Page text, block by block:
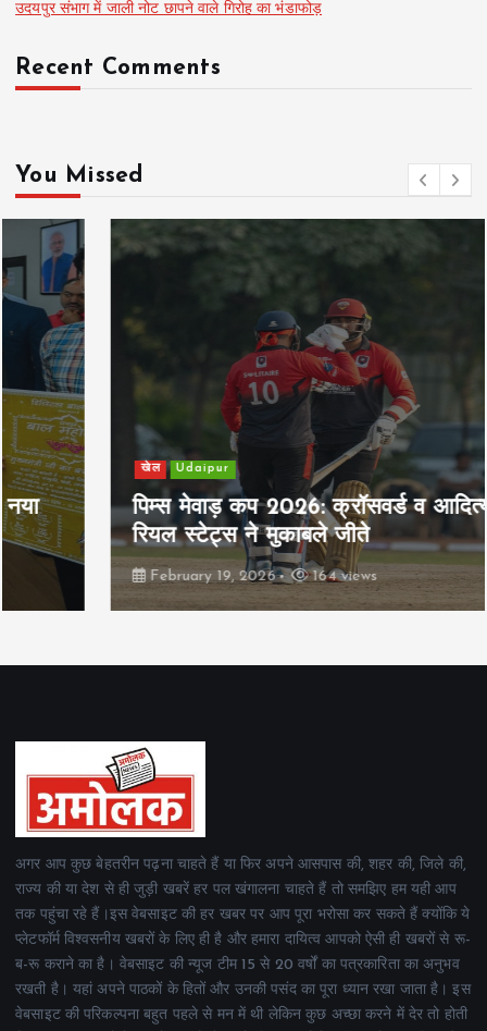
उदयपुर संभाग में जाली नोट छापने वाले गिरोह का भंडाफोड़
Recent Comments
You Missed
खेल Udaipur
पिम्स मेवाड़ कप 2026: क्रॉसवर्ड व आदित्यम
रियल स्टेट्स ने मुकाबले जीते
February 19, 2026 164 views
अगर आप कुछ बेहतरीन पढ़ना चाहते हैं या फिर अपने आसपास की, शहर की, जिले की,
राज्य की या देश से ही जुड़ी खबरें हर पल खंगालना चाहते हैं तो समझिए हम यही आप
तक पहुंचा रहे हैं।इस वेबसाइट की हर खबर पर आप पूरा भरोसा कर सकते हैं क्योंकि ये
प्लेटफॉर्म विश्वसनीय खबरों के लिए ही है और हमारा दायित्व आपको ऐसी ही खबरों से रू-
ब-रू कराने का है। वेबसाइट की न्यूज टीम 15 से 20 वर्षों का पत्रकारिता का अनुभव
रखती है। यहां अपने पाठकों के हितों और उनकी पसंद का पूरा ध्यान रखा जाता है। इस
वेबसाइट की परिकल्पना बहुत पहले से मन में थी लेकिन कुछ अच्छा करने में देर तो होती